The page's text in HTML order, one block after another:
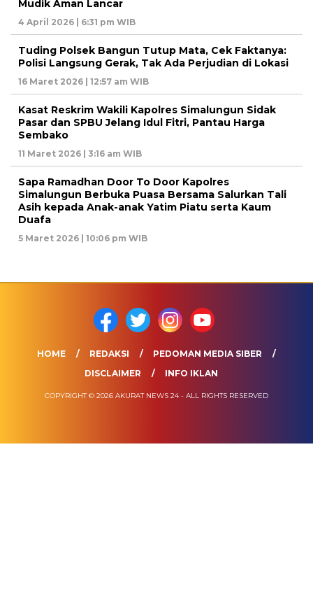
Mudik Aman Lancar
4 April 2026 | 6:31 pm WIB
Tuding Polsek Bangun Tutup Mata, Cek Faktanya:
Polisi Langsung Gerak, Tak Ada Perjudian di Lokasi
16 Maret 2026 | 12:57 am WIB
Kasat Reskrim Wakili Kapolres Simalungun Sidak
Pasar dan SPBU Jelang Idul Fitri, Pantau Harga
Sembako
11 Maret 2026 | 3:16 am WIB
Sapa Ramadhan Door To Door Kapolres
Simalungun Berbuka Puasa Bersama Salurkan Tali
Asih kepada Anak-anak Yatim Piatu serta Kaum
Duafa
5 Maret 2026 | 10:06 pm WIB
HOME REDAKSI
PEDOMAN MEDIA SIBER
DISCLAIMER
INFO IKLAN
COPYRIGHT © 2026 AKURAT NEWS 24 - ALL RIGHTS RESERVED